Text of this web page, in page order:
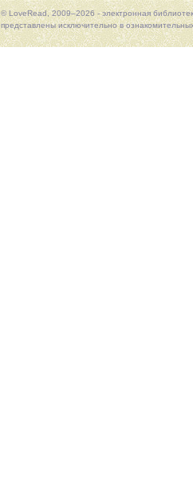
© LoveRead, 2009–2026 - электронная
представлены исключительно в